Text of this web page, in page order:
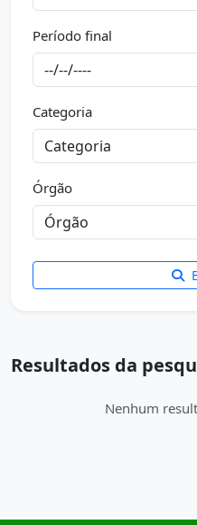
Período final
Categoria
Órgão
Resultados da
Nenhum